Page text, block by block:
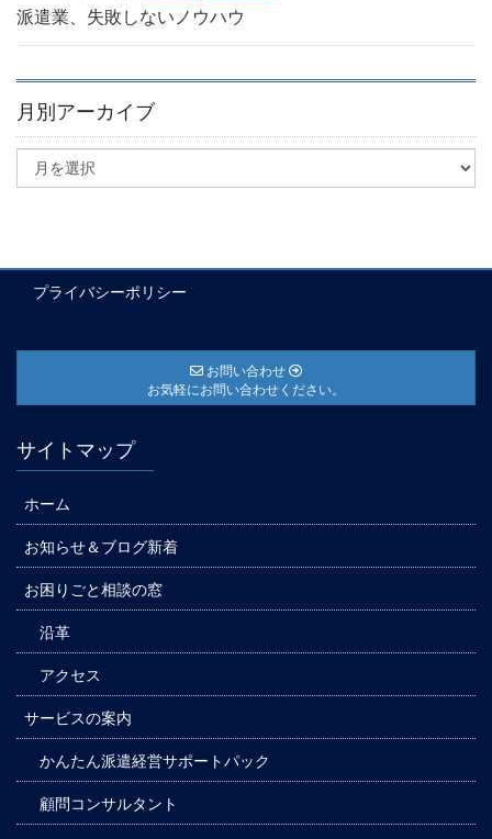
派遣業、失敗しないノウハウ
月別アーカイブ
プライバシーポリシー
お問い合わせ
お気軽にお問い合わせください。
サイトマップ
ホーム
お知らせ＆ブログ新着
お困りごと相談の窓
沿革
アクセス
サービスの案内
かんたん派遣経営サポートパック
顧問コンサルタント